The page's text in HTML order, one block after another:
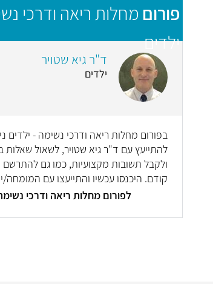
פורום מחלות ריאה ודרכי
ילדים
ד"ר גיא שטויר
ילדים
בפורום מחלות ריאה ודרכי נשימה - ילדים
להתייעץ עם ד"ר גיא שטויר, לשאול שאלות
ולקבל תשובות מקצועיות, כמו גם
קודם. היכנסו עכשיו והתייעצו עם המומחה/
לפורום מחלות ריאה ודרכי